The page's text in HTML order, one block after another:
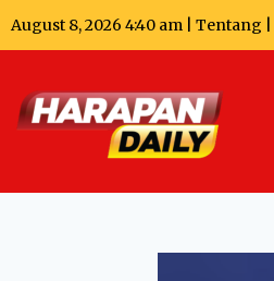
August 8, 2026 4:40 am | Tentang